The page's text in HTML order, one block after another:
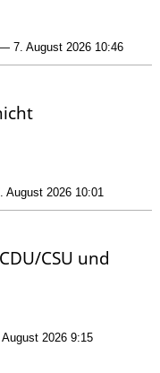
7. August 2026 10:46
2026 10:01
CSU und
2026 9:15